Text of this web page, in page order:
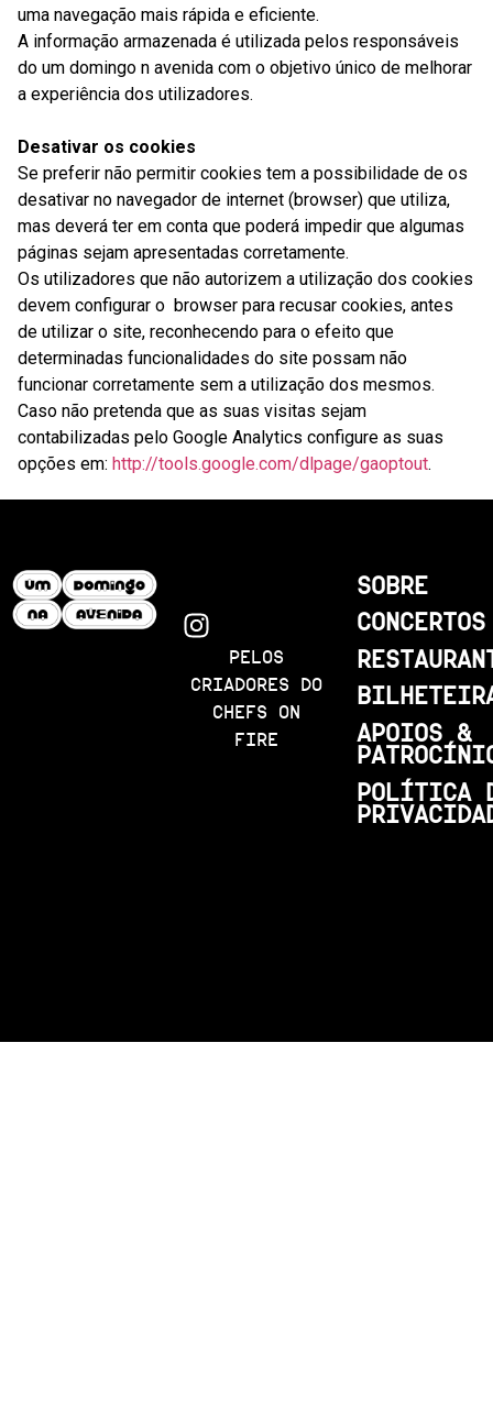
uma navegação mais rápida e eficiente.
A informação armazenada é utilizada pelos responsáveis
do um domingo n avenida com o objetivo único de melhorar
a experiência dos utilizadores.
Desativar os cookies
Se preferir não permitir cookies tem a possibilidade de os
desativar no navegador de internet (browser) que utiliza,
mas deverá ter em conta que poderá impedir que algumas
páginas sejam apresentadas corretamente.
Os utilizadores que não autorizem a utilização dos cookies
devem configurar o browser para recusar cookies, antes
de utilizar o site, reconhecendo para o efeito que
determinadas funcionalidades do site possam não
funcionar corretamente sem a utilização dos mesmos.
Caso não pretenda que as suas visitas sejam
contabilizadas pelo Google Analytics configure as suas
opções em: http://tools.google.com/dlpage/gaoptout.
PELOS
CRIADORES DO
CHEFS ON
FIRE
SOBRE
CONCERTOS
APOIOS &
POLÍTICA